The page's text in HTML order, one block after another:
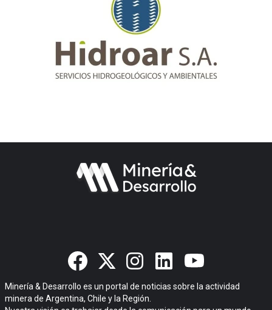
Minería & Desarrollo es un portal de noticias sobre la actividad
minera de Argentina, Chile y la Región.